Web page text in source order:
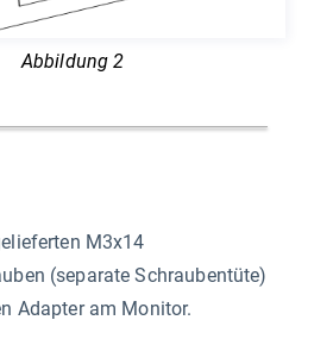
Abbildung 2
M3x14
(separate Schraubentüte)
Adapter am Monitor.